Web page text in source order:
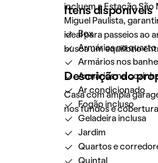
incluem a Estação
Miguel Paulista,
ideal para passeios ao
busca um equilíbrio
Descrição do
Casa com ampla
nos fundos e
Itens disponíveis
Box
Armários no quarto
Armários nos
Armários na
Ar condicionado
Fogão incluso
Geladeira inclusa
Jardim
Quartos e
Quintal